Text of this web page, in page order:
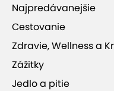
Najpredávanejšie
Cestovanie
Zdravie, Wellness a
Zážitky
Jedlo a pitie